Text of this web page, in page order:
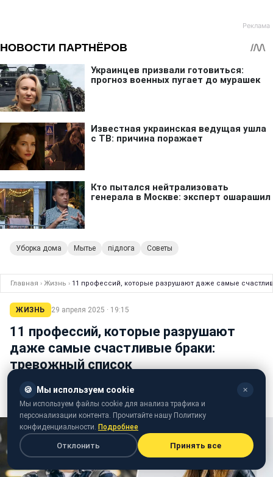
Уборка дома Мытье підлога Советы
Главная › Жизнь › 11 профессий, которые разрушают даже самые
ЖИЗНЬ 29 апреля 2025 · 19:15
11 профессий, которые разрушают
даже самые счастливые браки:
тревожный список
Анна Шиканова
редактор ленты новостей
🍪 Мы используем cookie ✕
Мы используем файлы cookie для анализа трафика и
персонализации контента. Прочитайте нашу Политику
конфиденциальности. Подробнее
Отклонить Принять все